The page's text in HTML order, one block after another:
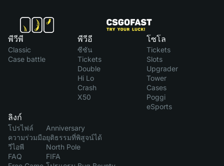
พีวีพี
Classic
Case battle
พีวีอี
ซีซัน
Tickets
Double
Hi Lo
Crash
X50
โซโล
Tickets
Slots
Upgrader
Tower
Cases
Poggi
eSports
ลิงก์
โปรไฟล์
ความร่วมมือ
วีไอพี
FAQ
Anniversary
ยุติธรรมที่พิสูจน์ได้
North Pole
FIFA